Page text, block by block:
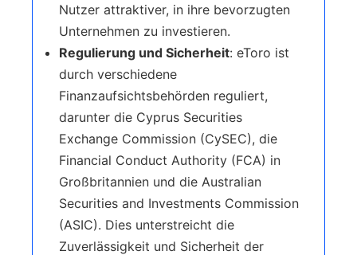
Nutzer attraktiver, in ihre bevorzugten
Unternehmen zu investieren.
Regulierung und Sicherheit: eToro ist
durch verschiedene
Finanzaufsichtsbehörden reguliert,
darunter die Cyprus Securities
Exchange Commission (CySEC), die
Financial Conduct Authority (FCA) in
Großbritannien und die Australian
Securities and Investments Commission
(ASIC). Dies unterstreicht die
Zuverlässigkeit und Sicherheit der